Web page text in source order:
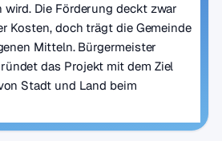
Die Förderung deckt zwar
Kosten, doch trägt die Gemeinde
Mitteln. Bürgermeister
das Projekt mit dem Ziel
Stadt und Land beim